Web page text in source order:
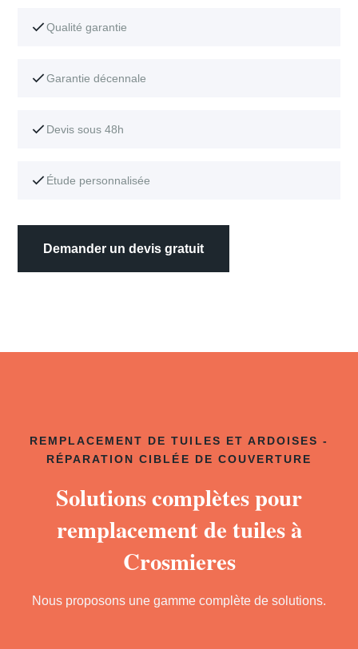
Qualité garantie
Garantie décennale
Devis sous 48h
Étude personnalisée
Demander un devis gratuit
REMPLACEMENT DE TUILES ET ARDOISES -
RÉPARATION CIBLÉE DE COUVERTURE
Solutions complètes pour
remplacement de tuiles à
Crosmieres
Nous proposons une gamme complète de solutions.